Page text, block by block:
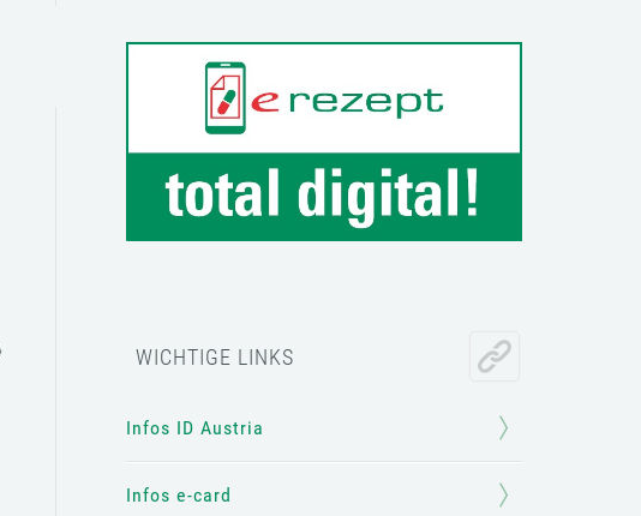
WICHTIGE LINKS
Infos ID Austria
Infos e-card